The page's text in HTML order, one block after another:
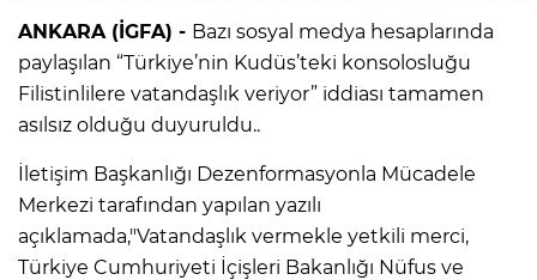
ANKARA (İGFA) - Bazı sosyal medya hesaplarında
paylaşılan “Türkiye’nin Kudüs’teki konsolosluğu
Filistinlilere vatandaşlık veriyor” iddiası tamamen
asılsız olduğu duyuruldu..
İletişim Başkanlığı Dezenformasyonla Mücadele
Merkezi tarafından yapılan yazılı
açıklamada,"Vatandaşlık vermekle yetkili merci,
Türkiye Cumhuriyeti İçişleri Bakanlığı Nüfus ve